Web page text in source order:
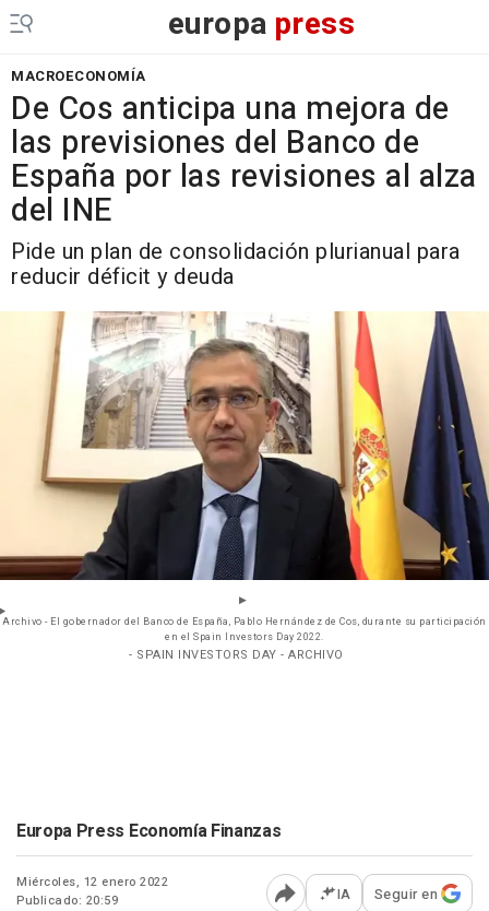
europa press
MACROECONOMÍA
De Cos anticipa una mejora de
las previsiones del Banco de
España por las revisiones al alza
del INE
Pide un plan de consolidación plurianual para
reducir déficit y deuda
Archivo - El gobernador del Banco de España, Pablo Hernández de Cos, durante su participación
en el Spain Investors Day 2022.
- SPAIN INVESTORS DAY - ARCHIVO
Europa Press Economía Finanzas
Miércoles, 12 enero 2022
Publicado: 20:59
IA Seguir en